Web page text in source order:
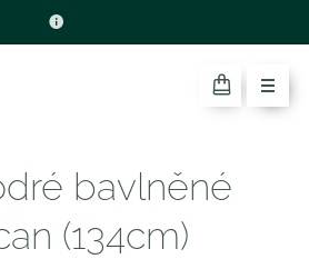
bavlněné
(134cm)